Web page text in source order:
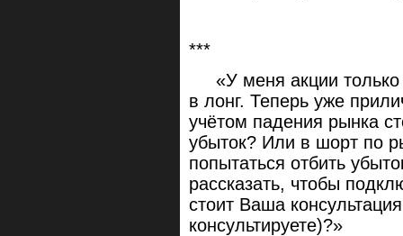
***
«У меня акции только
в лонг. Теперь уже
учётом падения рынка
убыток? Или в шорт по
попытаться отбить
рассказать, чтобы
стоит Ваша
консультируете)?»